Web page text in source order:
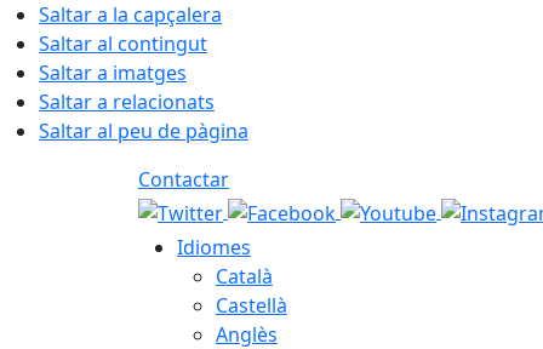
Saltar a la capçalera
Saltar al contingut
Saltar a imatges
Saltar a relacionats
Saltar al peu de pàgina
Contactar
Idiomes
Català
Castellà
Anglès